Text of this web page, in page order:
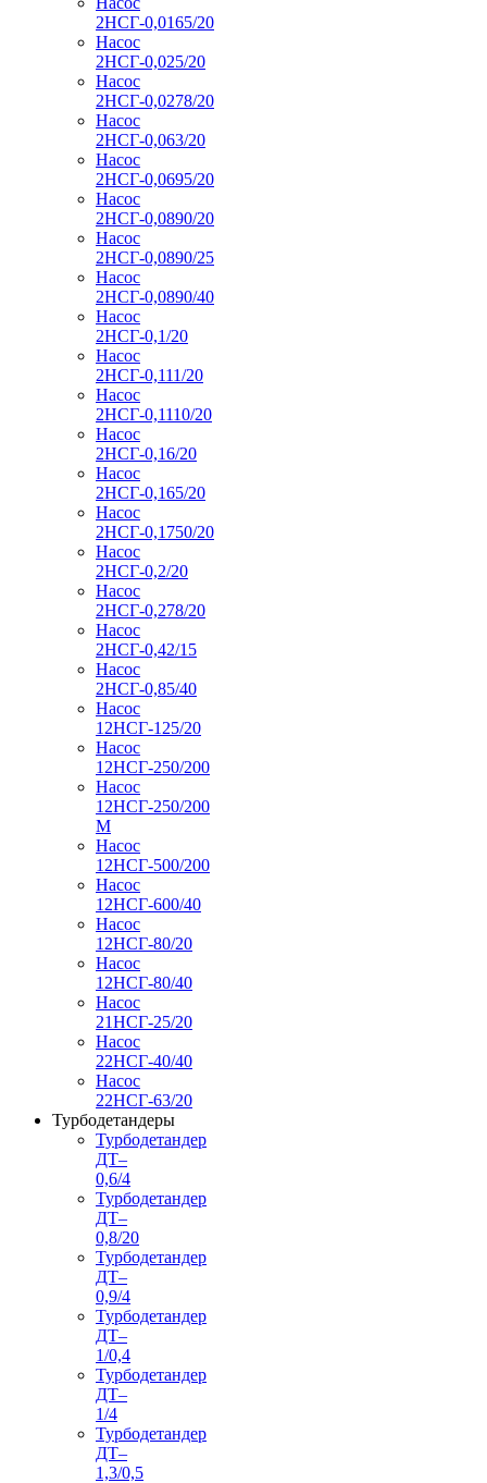
2НСГ-0,0165/20
Насос
2НСГ-0,025/20
Насос
2НСГ-0,0278/20
Насос
2НСГ-0,063/20
Насос
2НСГ-0,0695/20
Насос
2НСГ-0,0890/20
Насос
2НСГ-0,0890/25
Насос
2НСГ-0,0890/40
Насос
2НСГ-0,1/20
Насос
2НСГ-0,111/20
Насос
2НСГ-0,1110/20
Насос
2НСГ-0,16/20
Насос
2НСГ-0,165/20
Насос
2НСГ-0,1750/20
Насос
2НСГ-0,2/20
Насос
2НСГ-0,278/20
Насос
2НСГ-0,42/15
Насос
2НСГ-0,85/40
Насос
12НСГ-125/20
Насос
12НСГ-250/200
Насос
12НСГ-250/200
М
Насос
12НСГ-500/200
Насос
12НСГ-600/40
Насос
12НСГ-80/20
Насос
12НСГ-80/40
Насос
21НСГ-25/20
Насос
22НСГ-40/40
Насос
22НСГ-63/20
Турбодетандеры
Турбодетандер
ДТ–
0,6/4
Турбодетандер
ДТ–
0,8/20
Турбодетандер
ДТ–
0,9/4
Турбодетандер
ДТ–
1/0,4
Турбодетандер
ДТ–
1/4
Турбодетандер
ДТ–
1,3/0,5